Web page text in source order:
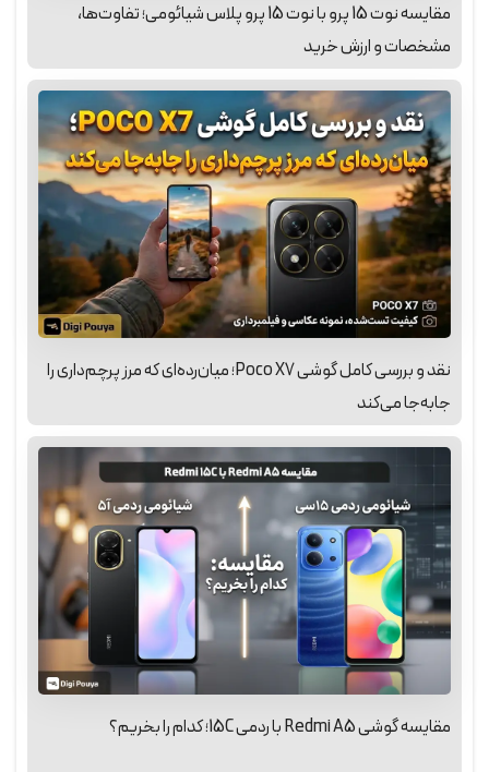
مقایسه نوت 15 پرو با نوت 15 پرو پلاس شیائومی؛ تفاوت‌ها،
مشخصات و ارزش خرید
نقد و بررسی کامل گوشی Poco X7؛ میان‌رده‌ای که مرز پرچم‌داری را
جابه‌جا می‌کند
مقایسه گوشی Redmi A5 با ردمی 15C؛ کدام را بخریم؟